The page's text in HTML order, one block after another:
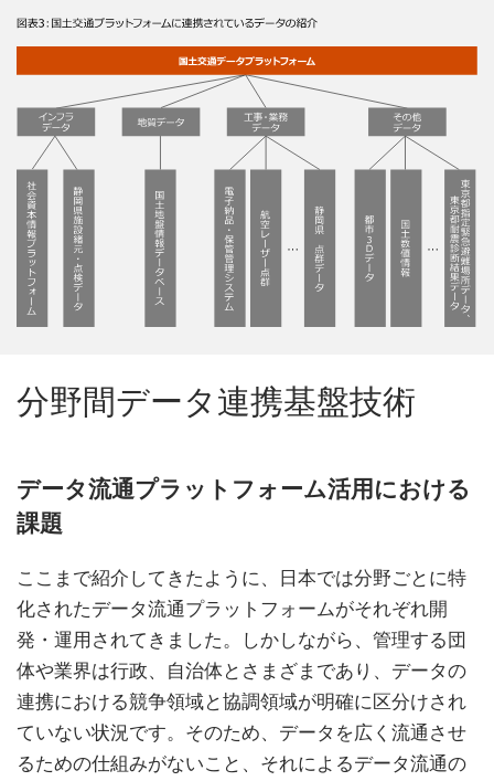
分野間データ連携基盤技術
データ流通プラットフォーム活用における
課題
ここまで紹介してきたように、日本では分野ごとに特
化されたデータ流通プラットフォームがそれぞれ開
発・運用されてきました。しかしながら、管理する団
体や業界は行政、自治体とさまざまであり、データの
連携における競争領域と協調領域が明確に区分けされ
ていない状況です。そのため、データを広く流通させ
るための仕組みがないこと、それによるデータ流通の